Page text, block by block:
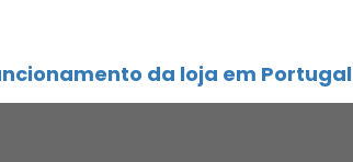
da loja em Portugal